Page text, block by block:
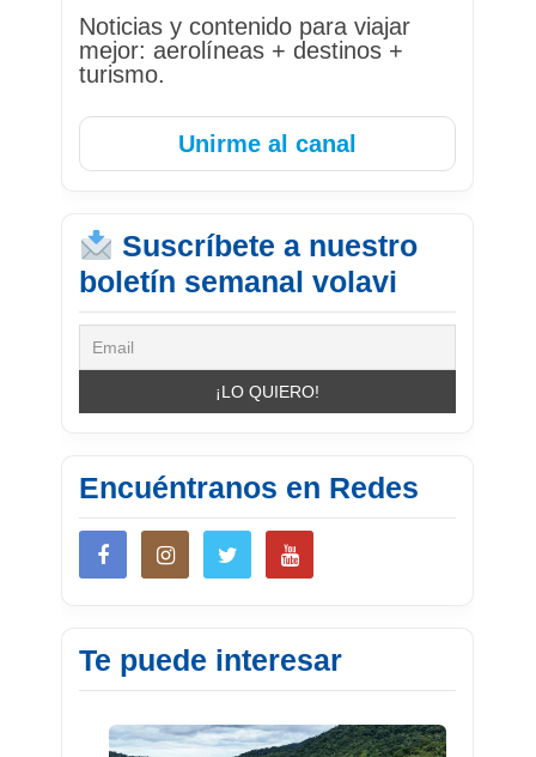
Noticias y contenido para viajar
mejor: aerolíneas + destinos +
turismo.
Unirme al canal
Suscríbete a nuestro
boletín semanal volavi
Encuéntranos en Redes
Te puede interesar